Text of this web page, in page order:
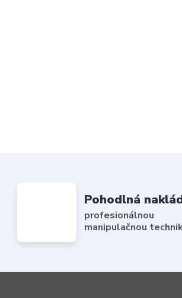
Pohodlná
profesionálnou
manipulačnou